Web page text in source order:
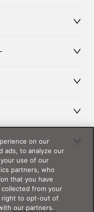
on our
ads, to analyze our
use of our
partners, who
that you have
from your
right to opt-out of
our partners.